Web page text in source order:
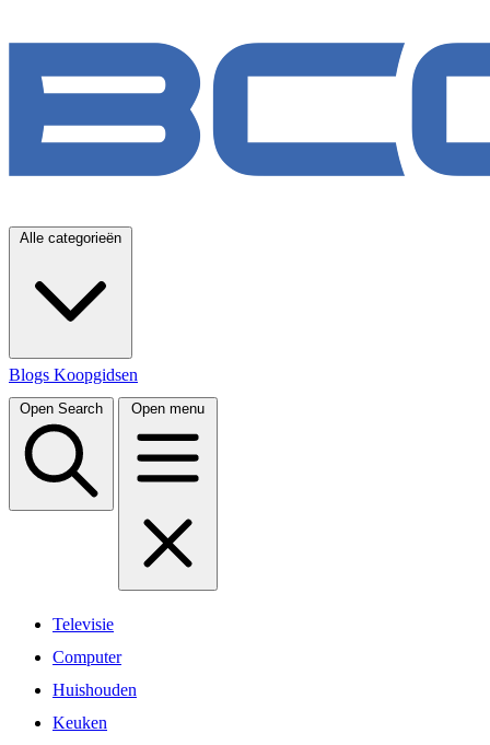
Alle categorieën
Blogs Koopgidsen
Open Search Open menu
Televisie
Computer
Huishouden
Keuken